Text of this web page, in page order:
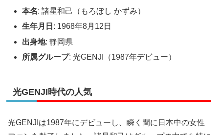
本名: 諸星和己（もろぼし かずみ）
生年月日 : 1968年8月12日
出身地: 静岡県
所属グループ: 光GENJI（1987年デビュー）
光GENJI時代の人気
光GENJIは1987年にデビューし、瞬く間に日本中の女性